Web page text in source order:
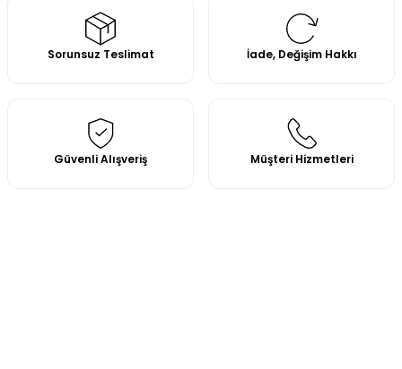
Sorunsuz Teslimat İade, Değişim Hakkı
Güvenli Alışveriş Müşteri Hizmetleri